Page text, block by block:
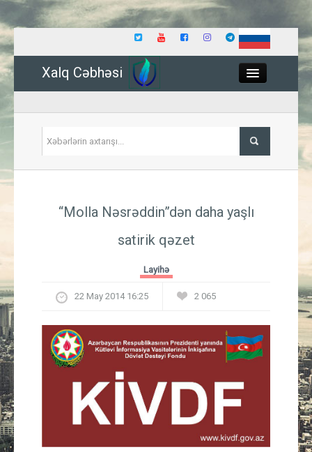
Xalq Cəbhəsi
İqtisadiyyat
Güney Azərbaycan
Mədəniyyət
Müsahibə
İdman
“Molla Nəsrəddin”dən daha yaşlı
satirik qəzet
Layihə
22 May 2014 16:25 2 065